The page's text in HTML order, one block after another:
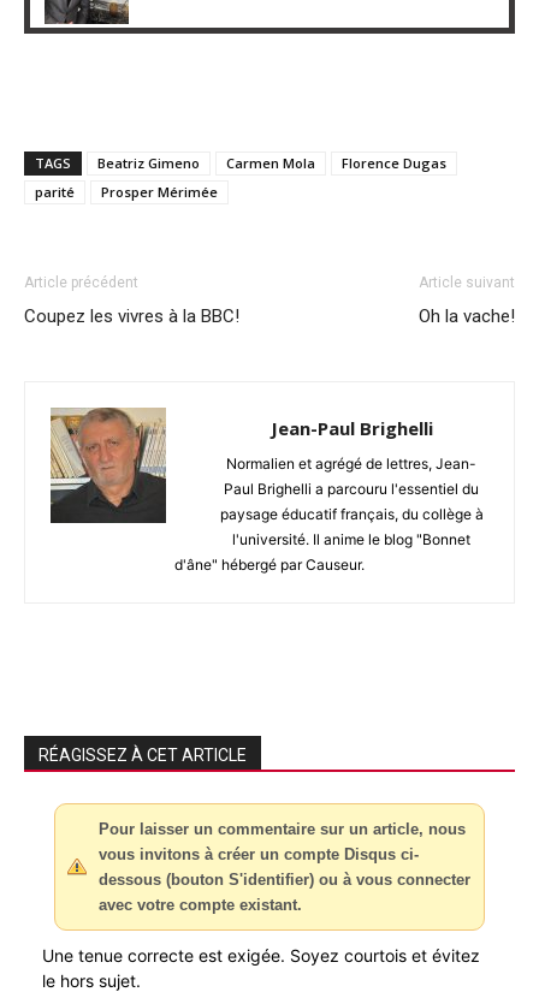
TAGS Beatriz Gimeno Carmen Mola
Florence Dugas
parité
Prosper Mérimée
Article précédent
Coupez les vivres à la BBC!
Article suivant
Oh la vache!
Jean-Paul Brighelli
Normalien et agrégé de lettres, Jean-
Paul Brighelli a parcouru l'essentiel du
paysage éducatif français, du collège à
l'université. Il anime le blog "Bonnet
d'âne" hébergé par Causeur.
RÉAGISSEZ À CET ARTICLE
Pour laisser un commentaire sur un article, nous
vous invitons à créer un compte Disqus ci-
dessous (bouton S'identifier) ou à vous connecter
avec votre compte existant.
Une tenue correcte est exigée. Soyez courtois et évitez
le hors sujet.